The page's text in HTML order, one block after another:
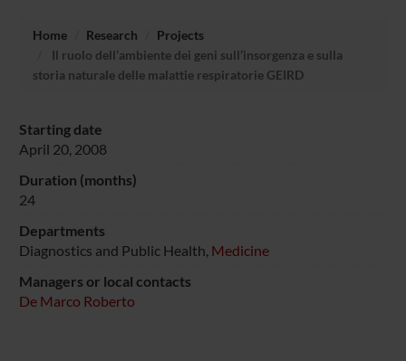
Home Research
Projects
Il ruolo dell’ambiente dei geni sull’insorgenza e sulla
storia naturale delle malattie respiratorie GEIRD
Starting date
April 20, 2008
Duration (months)
24
Departments
Diagnostics and Public Health, Medicine
Managers or local contacts
De Marco Roberto